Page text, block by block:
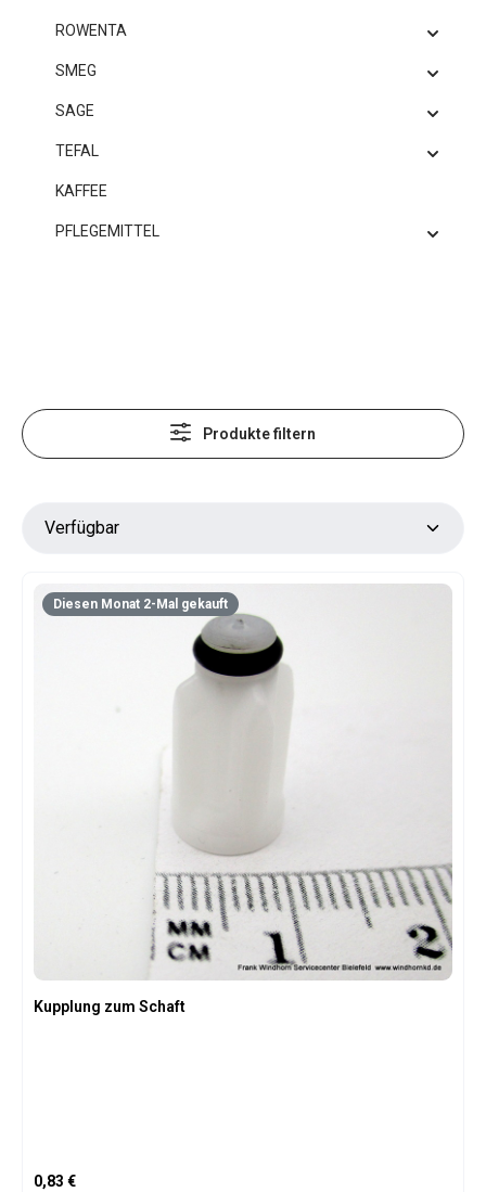
ROWENTA
SMEG
SAGE
TEFAL
KAFFEE
PFLEGEMITTEL
Produkte filtern
Diesen Monat 2-Mal gekauft
Kupplung zum Schaft
Regulärer Preis:
0,83 €